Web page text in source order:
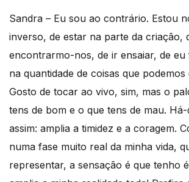
Sandra – Eu sou ao contrário. Estou
inverso, de estar na parte da criação,
encontrarmo-nos, de ir ensaiar, de
na quantidade de coisas que
Gosto de tocar ao vivo, sim, mas o
tens de bom e o que tens de mau.
assim: amplia a timidez e a coragem.
numa fase muito real da minha vida,
representar, a sensação é que tenho